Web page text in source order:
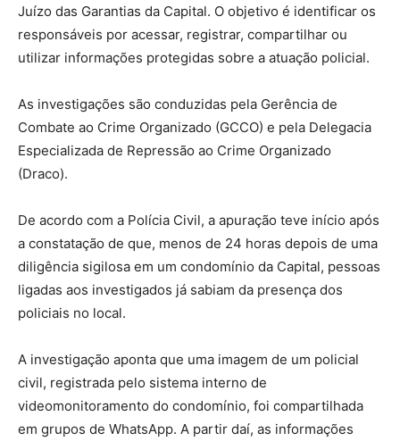
Juízo das Garantias da Capital. O objetivo é identificar os
responsáveis por acessar, registrar, compartilhar ou
utilizar informações protegidas sobre a atuação policial.
As investigações são conduzidas pela Gerência de
Combate ao Crime Organizado (GCCO) e pela Delegacia
Especializada de Repressão ao Crime Organizado
(Draco).
De acordo com a Polícia Civil, a apuração teve início após
a constatação de que, menos de 24 horas depois de uma
diligência sigilosa em um condomínio da Capital, pessoas
ligadas aos investigados já sabiam da presença dos
policiais no local.
A investigação aponta que uma imagem de um policial
civil, registrada pelo sistema interno de
videomonitoramento do condomínio, foi compartilhada
em grupos de WhatsApp. A partir daí, as informações